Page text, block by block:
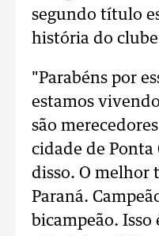
segundo título
história do
"Parabéns por
estamos
são
cidade de Ponta
disso. O melhor
Paraná.
bicampeão. Isso